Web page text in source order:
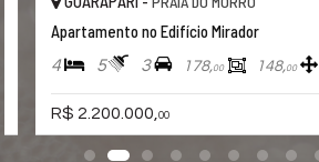
Apartamento no Edifício Mirador
4 5 3 178,00 148,00
R$ 2.200.000,00